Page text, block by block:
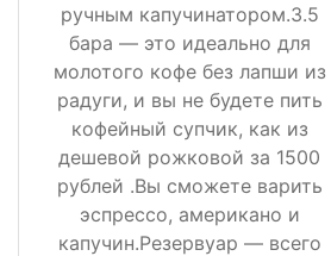
ручным капучинатором.3.5
бара — это идеально для
молотого кофе без лапши из
радуги, и вы не будете пить
кофейный супчик, как из
дешевой рожковой за 1500
рублей .Вы сможете варить
эспрессо, американо и
капучин.Резервуар — всего